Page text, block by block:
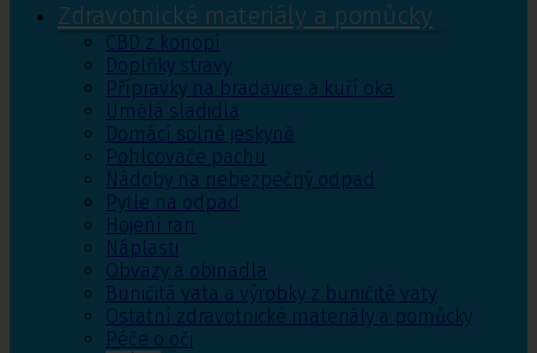
Zdravotnické materiály a pomůcky
CBD z konopí
Doplňky stravy
Přípravky na bradavice a kuří oka
Umělá sladidla
Domácí solné jeskyně
Pohlcovače pachu
Nádoby na nebezpečný odpad
Pytle na odpad
Hojení ran
Náplasti
Obvazy a obinadla
Buničitá vata a výrobky z buničité vaty
Ostatní zdravotnické materiály a pomůcky
Péče o oči